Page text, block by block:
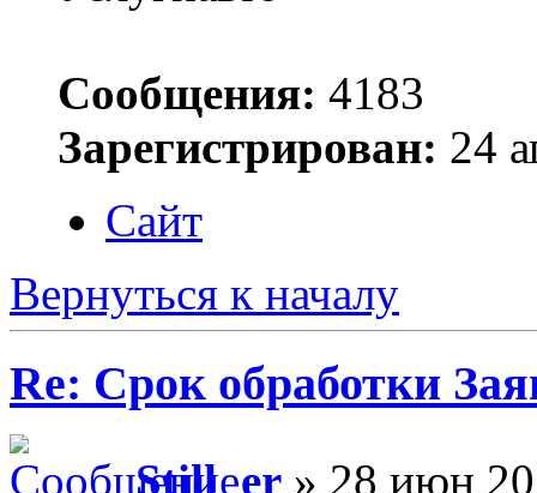
Сообщения: 4183
Зарегистрирован: 24
Сайт
Вернуться к началу
Re: Срок обработки
Still_er » 28 июн